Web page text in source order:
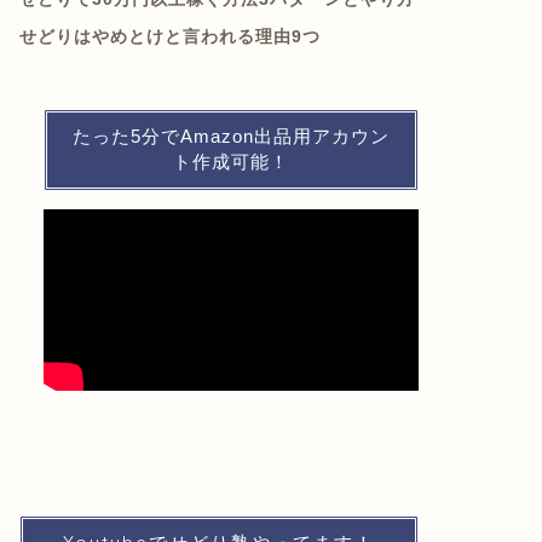
せどりはやめとけと言われる理由9つ
たった5分でAmazon出品用アカウン
ト作成可能！